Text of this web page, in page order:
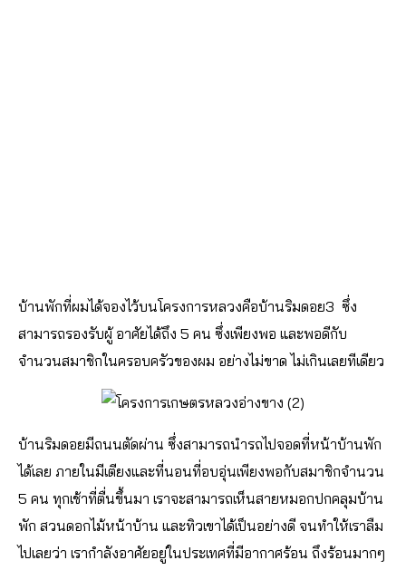
บ้านพักที่ผมได้จองไว้บนโครงการหลวงคือบ้านริมดอย3 ซึ่ง
สามารถรองรับผู้ อาศัยได้ถึง 5 คน ซึ่งเพียงพอ และพอดีกับ
จำนวนสมาชิกในครอบครัวของผม อย่างไม่ขาด ไม่เกินเลยทีเดียว
บ้านริมดอยมีถนนตัดผ่าน ซึ่งสามารถนำรถไปจอดที่หน้าบ้านพัก
ได้เลย ภายในมีเตียงและที่นอนที่อบอุ่นเพียงพอกับสมาชิกจำนวน
5 คน ทุกเช้าที่ตื่นขึ้นมา เราจะสามารถเห็นสายหมอกปกคลุมบ้าน
พัก สวนดอกไม้หน้าบ้าน และทิวเขาได้เป็นอย่างดี จนทำให้เราลืม
ไปเลยว่า เรากำลังอาศัยอยู่ในประเทศที่มีอากาศร้อน ถึงร้อนมากๆ